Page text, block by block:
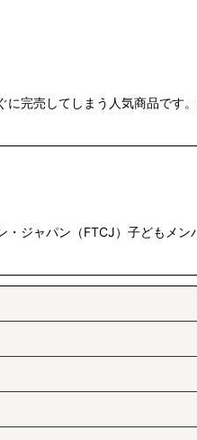
完売してしまう人気商品です
ジャパン（FTCJ）子どもメン